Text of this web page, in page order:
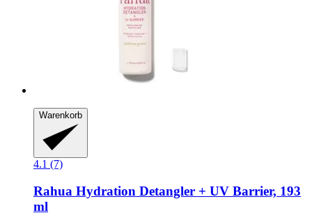
Warenkorb
4.1 (7)
Rahua Hydration Detangler + UV Barrier, 193
ml